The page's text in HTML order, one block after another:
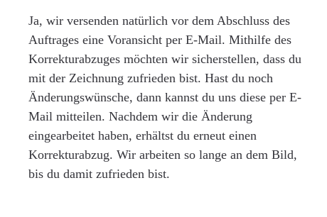
Ja, wir versenden natürlich vor dem Abschluss des
Auftrages eine Voransicht per E-Mail. Mithilfe des
Korrekturabzuges möchten wir sicherstellen, dass du
mit der Zeichnung zufrieden bist. Hast du noch
Änderungswünsche, dann kannst du uns diese per E-
Mail mitteilen. Nachdem wir die Änderung
eingearbeitet haben, erhältst du erneut einen
Korrekturabzug. Wir arbeiten so lange an dem Bild,
bis du damit zufrieden bist.